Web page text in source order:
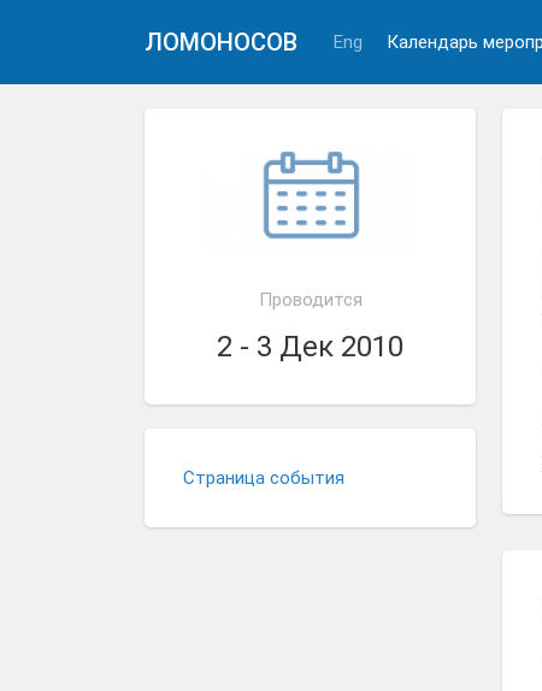
ЛОМОНОСОВ Eng Календарь
Проводится
2 - 3 Дек 2010
Страница события